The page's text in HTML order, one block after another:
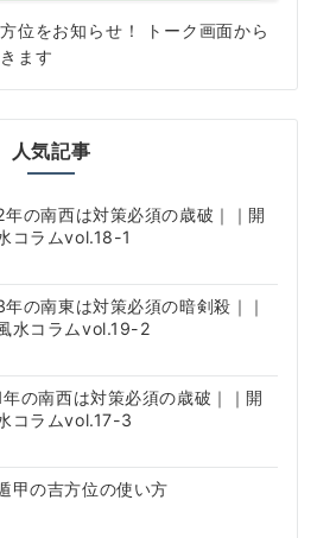
位をお知らせ！ トーク画面から
ます
人気記事
の南西は対策必須の歳破｜｜開
コラムvol.18-1
の南東は対策必須の暗剣殺｜｜
水コラムvol.19-2
の南西は対策必須の歳破｜｜開
コラムvol.17-3
甲の吉方位の使い方